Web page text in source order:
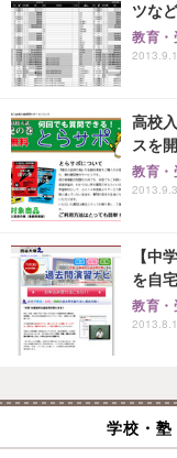
ツな
教育・
高校
スを
教育・
【中
を自
教育・
学校・塾